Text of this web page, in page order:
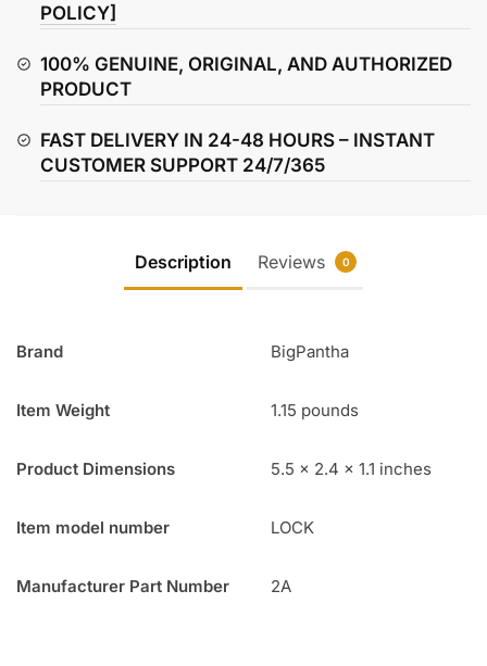
a
Bike,
quantity
POLICY]
100% GENUINE, ORIGINAL, AND AUTHORIZED
PRODUCT
FAST DELIVERY IN 24-48 HOURS – INSTANT
CUSTOMER SUPPORT 24/7/365
Description Reviews 0
Brand BigPantha
Item Weight 1.15 pounds
Product Dimensions 5.5 x 2.4 x 1.1 inches
Item model number LOCK
Manufacturer Part Number 2A